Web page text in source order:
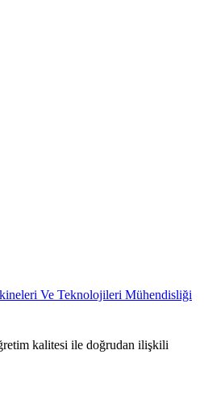
Ve Teknolojileri Mühendisliği
kalitesi ile doğrudan ilişkili